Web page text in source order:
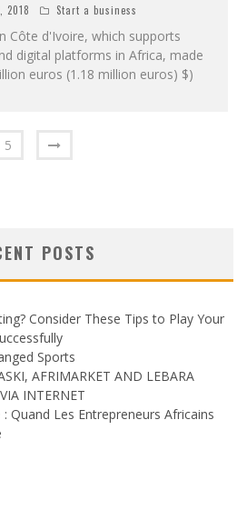
2018 Start a business
Côte d'Ivoire, which supports
digital platforms in Africa, made
euros (1.18 million euros) $)
5
POSTS
Consider These Tips to Play Your
Sports
AFRIMARKET AND LEBARA
INTERNET
Quand Les Entrepreneurs Africains